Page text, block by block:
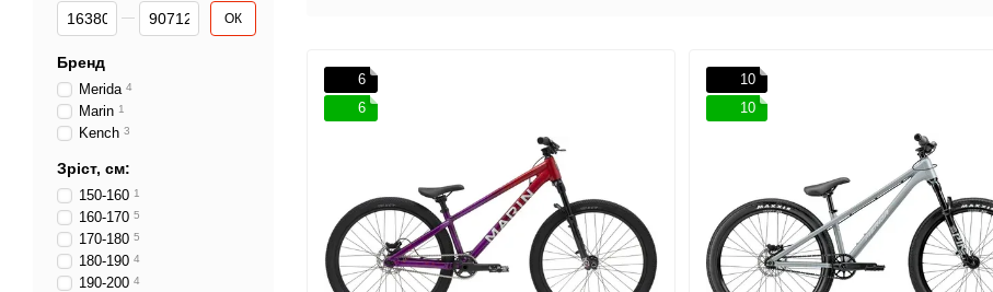
6
6
10
10
Від Ціна, грн
До Ціна, грн ОК
Бренд
Merida 4
Marin 1
Kench 3
Зріст, см:
150-160 1
160-170 5
170-180 5
180-190 4
190-200 4